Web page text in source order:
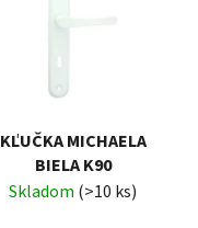
KĽUČKA MICHAELA
BIELA K90
Skladom (>10 ks)